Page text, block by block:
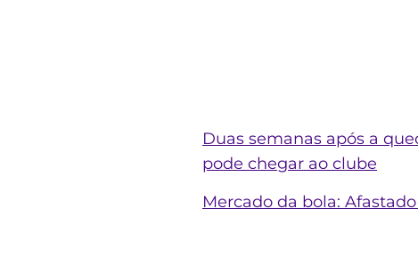
Duas semanas após a
pode chegar ao clube
Mercado da bola: